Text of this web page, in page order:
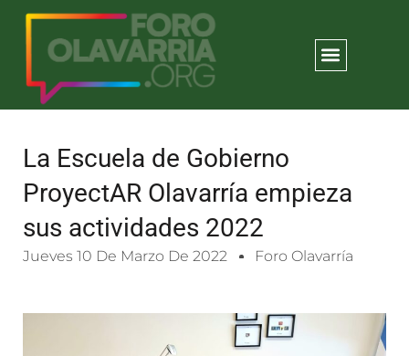
La Escuela de Gobierno
ProyectAR Olavarría empieza
sus actividades 2022
Jueves 10 De Marzo De 2022 Foro Olavarría